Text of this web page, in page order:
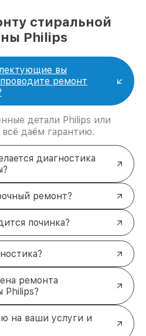
стиральной
Philips
вы
ремонт
детали Philips или
даём гарантию.
диагностика
ремонт?
починка?
ремонта
Philips?
на ваши услуги и